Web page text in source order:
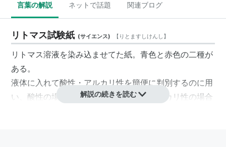
言葉の解説 ネットで話題 関連ブログ
リトマス試験紙 (サイエンス) 【 りとますしけんし 】
リトマス溶液を染み込ませてた紙。青色と赤色の二種が
ある。
液体に入れて酸性・アルカリ性を簡便に判別するのに用
い、酸性の場合青色試験紙が赤色に、アルカリ性の場合
解説の続きを読む